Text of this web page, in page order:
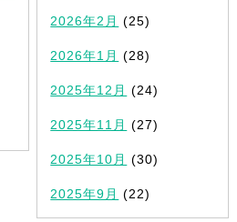
2026年2月 (25)
2026年1月 (28)
2025年12月 (24)
2025年11月 (27)
2025年10月 (30)
2025年9月 (22)